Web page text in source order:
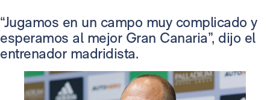
“Jugamos en un campo muy complicado y
esperamos al mejor Gran Canaria”, dijo el
entrenador madridista.